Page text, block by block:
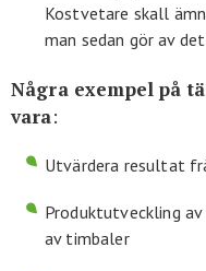
Kostvetare skall
man sedan gör av
Några exempel på
vara:
Utvärdera resultat
Produktutveckling
av timbaler